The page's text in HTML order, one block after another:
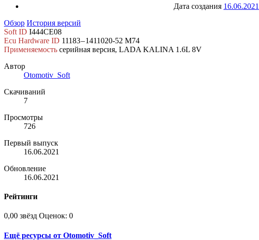
Дата создания 16.06.2021
Обзор История версий
Soft ID I444CE08
Ecu Hardware ID 11183 – 1411020-52 M74
Применяемость серийная версия, LADA KALINA 1.6L 8V
Автор
Otomotiv_Soft
Скачиваний
7
Просмотры
726
Первый выпуск
16.06.2021
Обновление
16.06.2021
Рейтинги
0,00 звёзд Оценок: 0
Ещё ресурсы от Otomotiv_Soft